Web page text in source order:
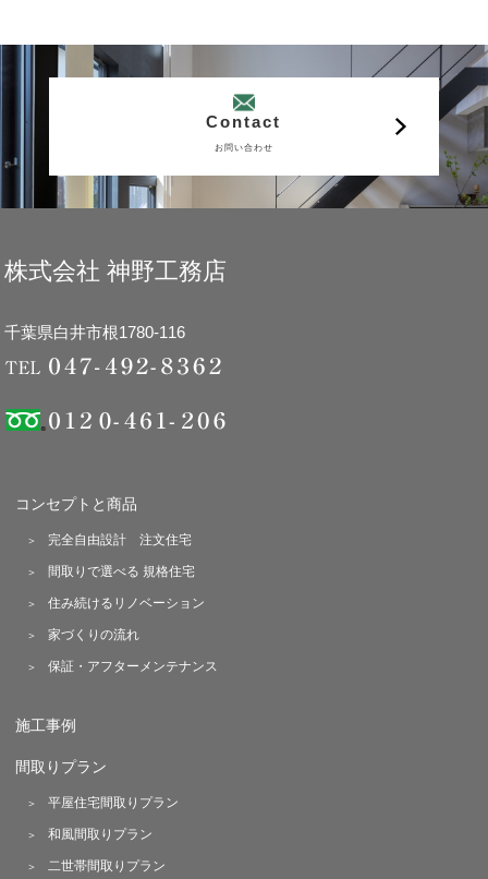
Contact
お問い合わせ
株式会社 神野工務店
千葉県白井市根1780-116
コンセプトと商品
完全自由設計 注文住宅
間取りで選べる 規格住宅
住み続けるリノベーション
家づくりの流れ
保証・アフターメンテナンス
施工事例
間取りプラン
平屋住宅間取りプラン
和風間取りプラン
二世帯間取りプラン